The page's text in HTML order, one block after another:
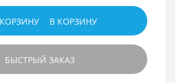
В КОРЗИНУ
БЫСТРЫЙ ЗАКАЗ